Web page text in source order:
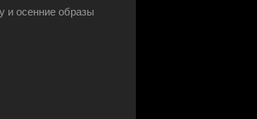
и осенние образы